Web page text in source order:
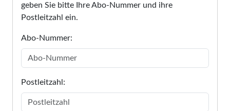
geben Sie bitte Ihre Abo-Nummer und ihre
Postleitzahl ein.
Abo-Nummer:
Postleitzahl: